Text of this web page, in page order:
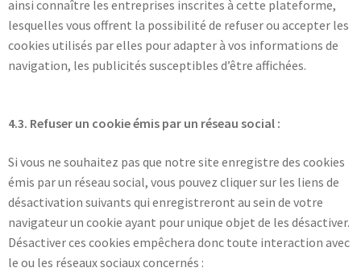
ainsi connaître les entreprises inscrites à cette plateforme,
lesquelles vous offrent la possibilité de refuser ou accepter les
cookies utilisés par elles pour adapter à vos informations de
navigation, les publicités susceptibles d’être affichées.
4.3. Refuser un cookie émis par un réseau social :
Si vous ne souhaitez pas que notre site enregistre des cookies
émis par un réseau social, vous pouvez cliquer sur les liens de
désactivation suivants qui enregistreront au sein de votre
navigateur un cookie ayant pour unique objet de les désactiver.
Désactiver ces cookies empêchera donc toute interaction avec
le ou les réseaux sociaux concernés :